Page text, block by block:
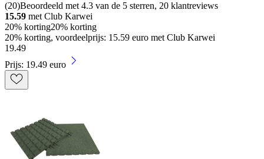
(20)Beoordeeld met 4.3 van de 5 sterren, 20 klantreviews
15.59 met Club Karwei
20% korting20% korting
20% korting, voordeelprijs: 15.59 euro met Club Karwei
19.49
Prijs: 19.49 euro